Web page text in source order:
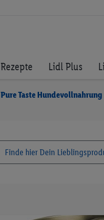
Rezepte Lidl Plus
Pure Taste Hundevollnahrung